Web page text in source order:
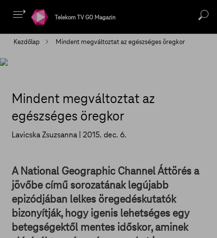
Telekom TV GO Magazin
Kezdőlap Mindent megváltoztat az egészséges öregkor
Mindent megváltoztat az
egészséges öregkor
Lavicska Zsuzsanna | 2015. dec. 6.
A National Geographic Channel Áttörés a
jövőbe című sorozatának legújabb
epizódjában lelkes öregedéskutatók
bizonyítják, hogy igenis lehetséges egy
betegségektől mentes időskor, aminek